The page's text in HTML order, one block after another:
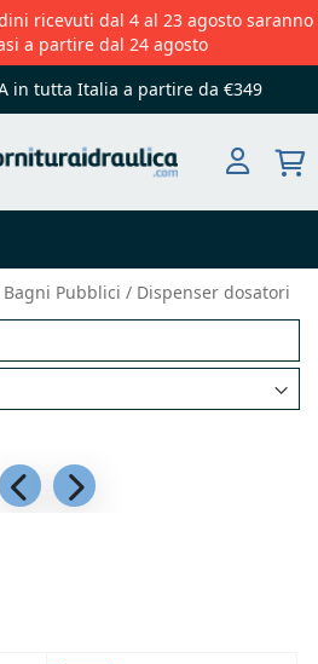
ricevuti dal 4 al 23 agosto saranno
a partire dal 24 agosto
in tutta Italia a partire da €349
Bagni Pubblici Dispenser dosatori